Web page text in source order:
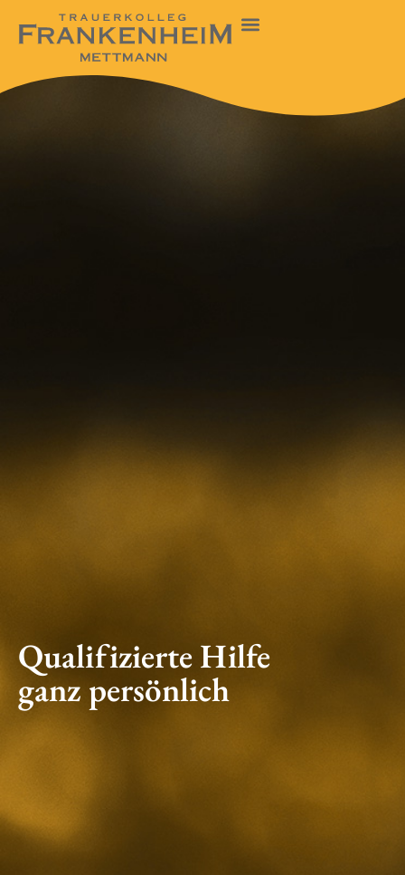
Qualifizierte Hilfe
ganz persönlich